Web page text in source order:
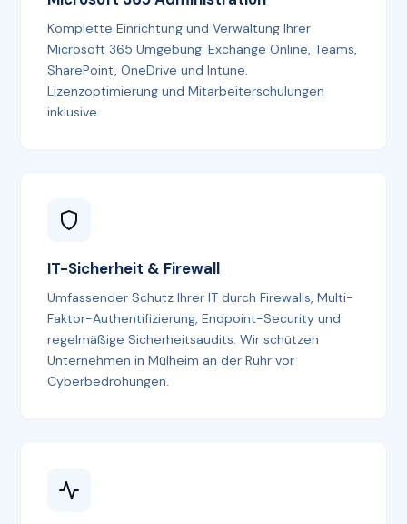
Komplette Einrichtung und Verwaltung Ihrer
Microsoft 365 Umgebung: Exchange Online, Teams,
SharePoint, OneDrive und Intune.
Lizenzoptimierung und Mitarbeiterschulungen
inklusive.
IT-Sicherheit & Firewall
Umfassender Schutz Ihrer IT durch Firewalls, Multi-
Faktor-Authentifizierung, Endpoint-Security und
regelmäßige Sicherheitsaudits. Wir schützen
Unternehmen in Mülheim an der Ruhr vor
Cyberbedrohungen.